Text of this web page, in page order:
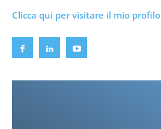
Clicca qui per visitare il mio profilo